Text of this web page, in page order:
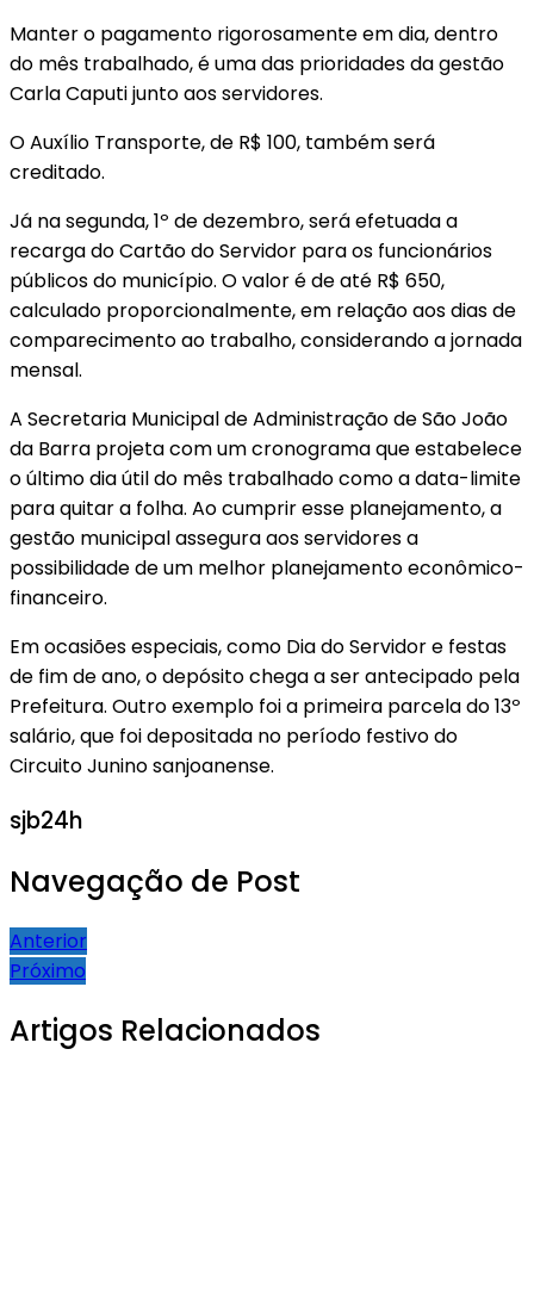
Manter o pagamento rigorosamente em dia, dentro
do mês trabalhado, é uma das prioridades da gestão
Carla Caputi junto aos servidores.
O Auxílio Transporte, de R$ 100, também será
creditado.
Já na segunda, 1º de dezembro, será efetuada a
recarga do Cartão do Servidor para os funcionários
públicos do município. O valor é de até R$ 650,
calculado proporcionalmente, em relação aos dias de
comparecimento ao trabalho, considerando a jornada
mensal.
A Secretaria Municipal de Administração de São João
da Barra projeta com um cronograma que estabelece
o último dia útil do mês trabalhado como a data-limite
para quitar a folha. Ao cumprir esse planejamento, a
gestão municipal assegura aos servidores a
possibilidade de um melhor planejamento econômico-
financeiro.
Em ocasiões especiais, como Dia do Servidor e festas
de fim de ano, o depósito chega a ser antecipado pela
Prefeitura. Outro exemplo foi a primeira parcela do 13º
salário, que foi depositada no período festivo do
Circuito Junino sanjoanense.
sjb24h
Navegação de Post
Anterior
Próximo
Artigos Relacionados